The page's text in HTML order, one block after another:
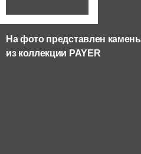
На фото представлен камень
из коллекции PAYER